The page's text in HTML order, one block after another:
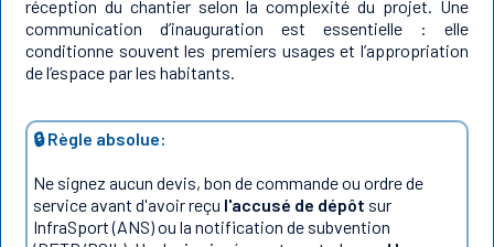
réception du chantier selon la complexité du projet. Une
communication d’inauguration est essentielle : elle
conditionne souvent les premiers usages et l’appropriation
de l’espace par les habitants.
🔒 Règle absolue:
Ne signez aucun devis, bon de commande ou ordre de
service avant d'avoir reçu l'accusé de dépôt sur
InfraSport (ANS) ou la notification de subvention